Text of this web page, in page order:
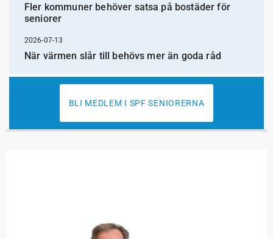
Fler kommuner behöver satsa på bostäder för
seniorer
2026-07-13
När värmen slår till behövs mer än goda råd
BLI MEDLEM I SPF SENIORERNA